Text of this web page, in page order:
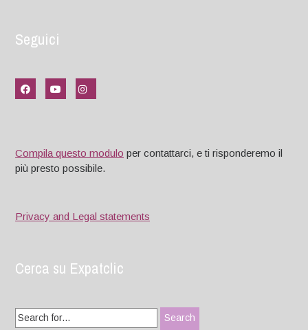
Seguici
Compila questo modulo per contattarci, e ti risponderemo il
più presto possibile.
Privacy and Legal statements
Cerca su Expatclic
Search